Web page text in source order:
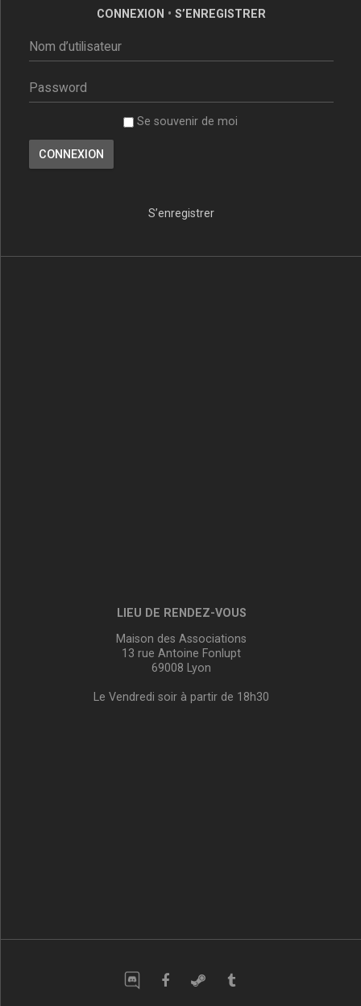
CONNEXION • S’ENREGISTRER
Se souvenir de moi
S’enregistrer
LIEU DE RENDEZ-VOUS
Maison des Associations
13 rue Antoine Fonlupt
69008 Lyon
Le Vendredi soir à partir de 18h30